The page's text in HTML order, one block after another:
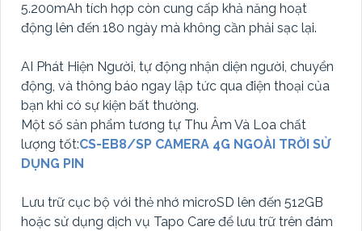
5.200mAh tích hợp còn cung cấp khả năng hoạt
động lên đến 180 ngày mà không cần phải sạc lại.
AI Phát Hiện Người, tự động nhận diện người, chuyển
động, và thông báo ngay lập tức qua điện thoại của
bạn khi có sự kiện bất thường.
Một số sản phẩm tương tự Thu Âm Và Loa chất
lượng tốt:CS-EB8/SP CAMERA 4G NGOÀI TRỜI SỬ
DỤNG PIN
Lưu trữ cục bộ với thẻ nhớ microSD lên đến 512GB
hoặc sử dụng dịch vụ Tapo Care để lưu trữ trên đám